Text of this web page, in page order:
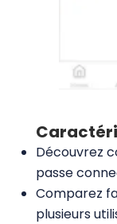
Découvrez
passe
Comparez
plusieurs